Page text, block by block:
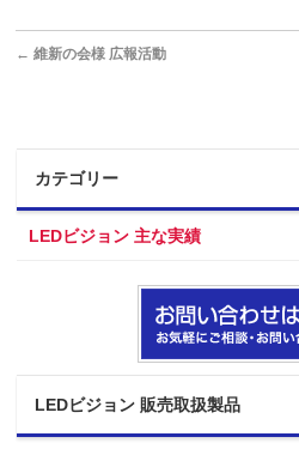
← 維新の会様 広報活動
カテゴリー
LEDビジョン 主な実績
LEDビジョン 販売取扱製品